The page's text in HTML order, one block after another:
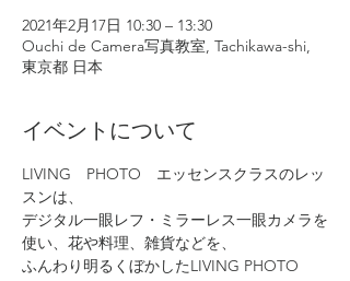
2021年2月17日 10:30 – 13:30
Ouchi de Camera写真教室, Tachikawa-shi,
東京都 日本
イベントについて
LIVING　PHOTO　エッセンスクラスのレッ
スンは、
デジタル一眼レフ・ミラーレス一眼カメラを
使い、花や料理、雑貨などを、
ふんわり明るくぼかしたLIVING PHOTO